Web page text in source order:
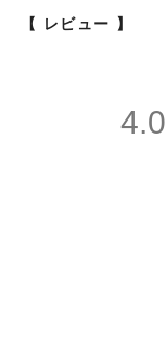
レビュー